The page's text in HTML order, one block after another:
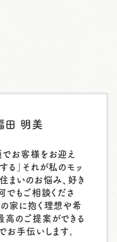
田 明美
でお客様をお迎え
る」それが私のモッ
まいのお悩み、好き
でもご相談くださ
家に抱く理想や希
高のご提案ができる
お手伝いします。